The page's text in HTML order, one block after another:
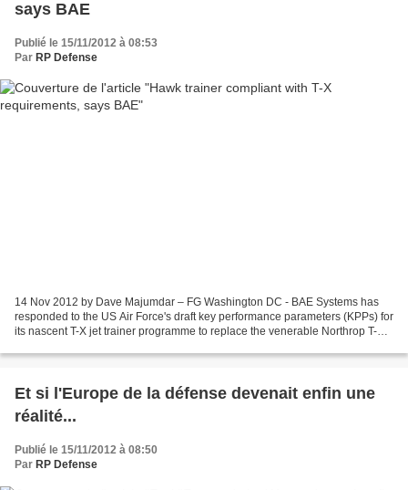
says BAE
Publié le 15/11/2012 à 08:53
Par RP Defense
14 Nov 2012 by Dave Majumdar – FG Washington DC - BAE Systems has
responded to the US Air Force's draft key performance parameters (KPPs) for
its nascent T-X jet trainer programme to replace the venerable Northrop T-38
Et si l'Europe de la défense devenait enfin une
réalité...
Publié le 15/11/2012 à 08:50
Par RP Defense